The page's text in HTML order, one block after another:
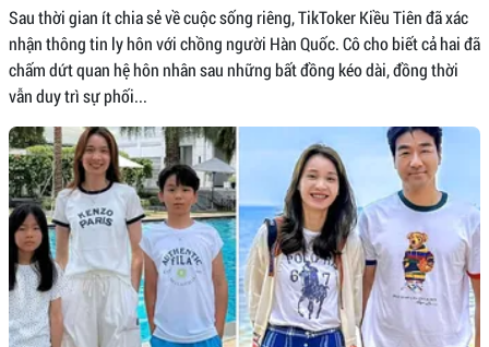
Sau thời gian ít chia sẻ về cuộc sống riêng, TikToker Kiều Tiên đã xác
nhận thông tin ly hôn với chồng người Hàn Quốc. Cô cho biết cả hai đã
chấm dứt quan hệ hôn nhân sau những bất đồng kéo dài, đồng thời
vẫn duy trì sự phối...